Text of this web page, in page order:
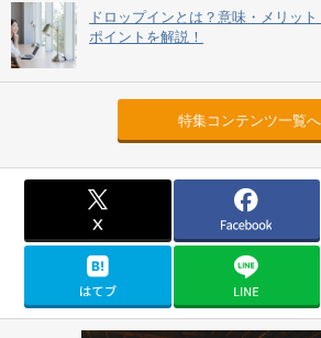
ドロップインとは？意味・メリッ
ポイントを解説！
特集コンテンツ一覧へ